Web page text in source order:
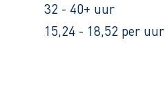
32 - 40+ uur
15,24 - 18,52 per uur